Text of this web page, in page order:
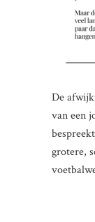
De
van een
grotere,